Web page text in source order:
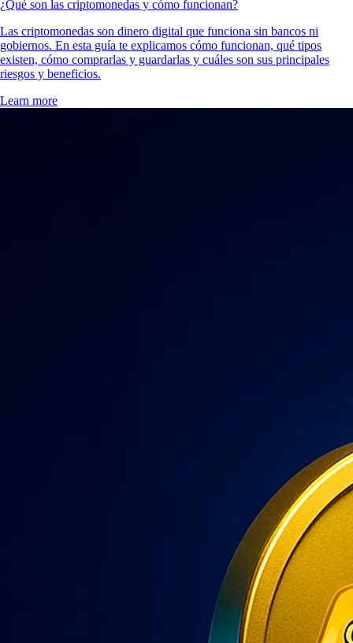
¿Qué son las criptomonedas y cómo funcionan?
Las criptomonedas son dinero digital que funciona sin bancos ni
gobiernos. En esta guía te explicamos cómo funcionan, qué tipos
existen, cómo comprarlas y guardarlas y cuáles son sus principales
riesgos y beneficios.
Learn more